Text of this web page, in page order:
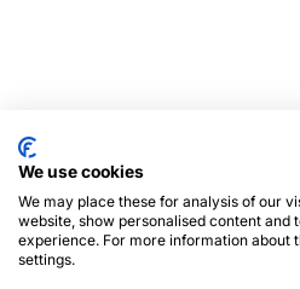
We use cookies
We may place these for analysis of our
website, show personalised content and
experience. For more information about
settings.